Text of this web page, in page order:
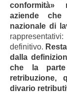
conformità»
aziende
nazionale di
definitivo.
dalla
che la parte
retribuzione,
divario